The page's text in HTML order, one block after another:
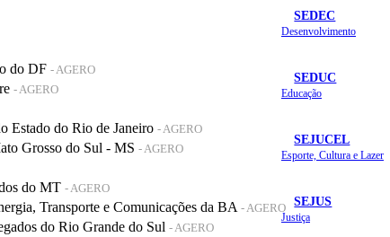
SEDEC
Desenvolvimento
SEDUC
Educação
SEJUCEL
Esporte, Cultura e Lazer
SEJUS
Justiça
do DF - AGERO
- AGERO
Estado do Rio de Janeiro - AGERO
Grosso do Sul - MS - AGERO
do MT - AGERO
Transporte e Comunicações da BA - AGERO
do Rio Grande do Sul - AGERO